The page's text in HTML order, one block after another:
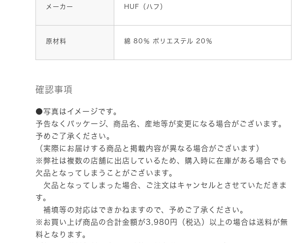
メーカー HUF（ハフ）
原材料 綿 80％ ポリエステル 20％
確認事項
●写真はイメージです。
予告なくパッケージ、商品名、産地等が変更になる場合がございます。
予めご了承ください。
（実際にお届けする商品と掲載内容が異なる場合がございます）
※弊社は複数の店舗に出店しているため、購入時に在庫がある場合でも
欠品となってしまうことがございます。
欠品となってしまった場合、ご注文はキャンセルとさせていただきま
す。
補填等の対応はできかねますので、予めご了承ください。
※お買い上げ商品の合計金額が3,980円（税込）以上の場合は送料が無
料となります。